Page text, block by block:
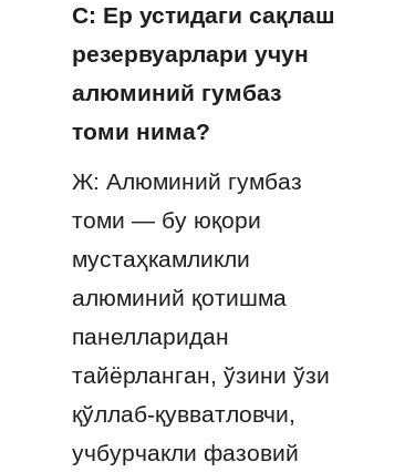
С: Ер устидаги сақлаш
резервуарлари учун
алюминий гумбаз
томи нима?
Ж: Алюминий гумбаз
томи — бу юқори
мустаҳкамликли
алюминий қотишма
панелларидан
тайёрланган, ўзини ўзи
қўллаб-қувватловчи,
учбурчакли фазовий